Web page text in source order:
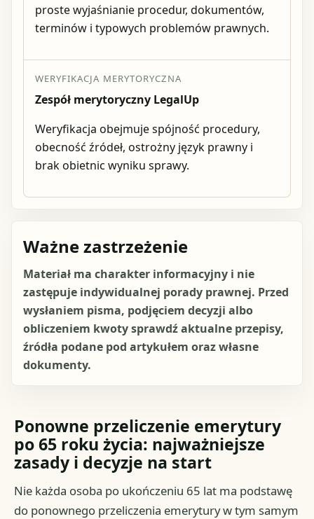
proste wyjaśnianie procedur, dokumentów,
terminów i typowych problemów prawnych.
WERYFIKACJA MERYTORYCZNA
Zespół merytoryczny LegalUp
Weryfikacja obejmuje spójność procedury,
obecność źródeł, ostrożny język prawny i
brak obietnic wyniku sprawy.
Ważne zastrzeżenie
Materiał ma charakter informacyjny i nie
zastępuje indywidualnej porady prawnej. Przed
wysłaniem pisma, podjęciem decyzji albo
obliczeniem kwoty sprawdź aktualne przepisy,
źródła podane pod artykułem oraz własne
dokumenty.
Ponowne przeliczenie emerytury
po 65 roku życia: najważniejsze
zasady i decyzje na start
Nie każda osoba po ukończeniu 65 lat ma podstawę
do ponownego przeliczenia emerytury w tym samym